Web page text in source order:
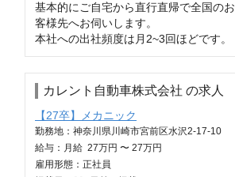
基本的にご自宅から直行直帰で全国のお
客様先へお伺いします。
本社への出社頻度は月2~3回ほどです。
カレント自動車株式会社 の求人
【27卒】メカニック
勤務地：神奈川県川崎市宮前区水沢2-17-10
給与： 月給 27万円 〜 27万円
雇用形態：正社員